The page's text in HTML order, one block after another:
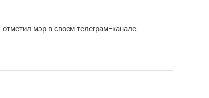
мэр в своем телеграм-канале.